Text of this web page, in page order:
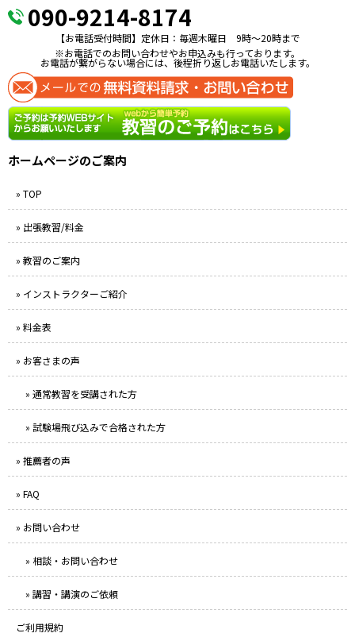
090-9214-8174
【お電話受付時間】定休日：毎週木曜日 9時〜20時まで
※お電話でのお問い合わせやお申込みも行っております。
お電話が繋がらない場合には、後程折り返しお電話いたします。
ホームページのご案内
» TOP
» 出張教習/料金
» 教習のご案内
» インストラクターご紹介
» 料金表
» お客さまの声
» 通常教習を受講された方
» 試験場飛び込みで合格された方
» 推薦者の声
» FAQ
» お問い合わせ
» 相談・お問い合わせ
» 講習・講演のご依頼
ご利用規約